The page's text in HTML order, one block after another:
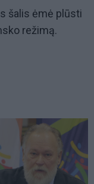
šalis ėmė plūsti
režimą.